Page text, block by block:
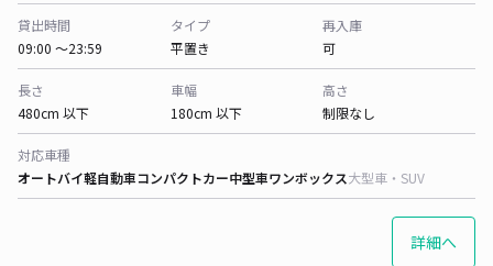
貸出時間
09:00 〜23:59
タイプ
平置き
再入庫
可
長さ
480cm 以下
車幅
180cm 以下
高さ
制限なし
対応車種
オートバイ軽自動車コンパクトカー中型車ワンボックス大型車・SUV
詳細へ